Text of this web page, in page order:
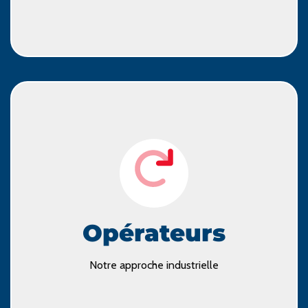
Opérateurs
Notre approche industrielle
Vous avez envie de travailler avec le reste de la chaîne
de l’emballage et du recyclage ? Avec LÉKO, devenez
filière !